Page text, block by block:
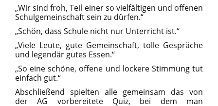
„Wir sind froh, Teil einer so vielfältigen und offenen
Schulgemeinschaft sein zu dürfen.“
„Schön, dass Schule nicht nur Unterricht ist.“
„Viele Leute, gute Gemeinschaft, tolle Gespräche
und legendär gutes Essen.“
„So eine schöne, offene und lockere Stimmung tut
einfach gut.“
Abschließend spielten alle gemeinsam das von
der AG vorbereitete Quiz, bei dem man